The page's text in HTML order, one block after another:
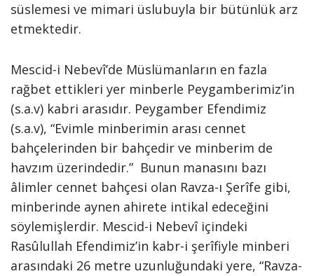
süslemesi ve mimari üslubuyla bir bütünlük arz
etmektedir.
Mescid-i Nebevî’de Müslümanların en fazla
rağbet ettikleri yer minberle Peygamberimiz’in
(s.a.v) kabri arasıdır. Peygamber Efendimiz
(s.a.v), “Evimle minberimin arası cennet
bahçelerinden bir bahçedir ve minberim de
havzım üzerindedir.” Bunun manasını bazı
âlimler cennet bahçesi olan Ravza-ı Şerîfe gibi,
minberinde aynen ahirete intikal edeceğini
söylemişlerdir. Mescid-i Nebevî içindeki
Rasûlullah Efendimiz’in kabr-i şerîfiyle minberi
arasındaki 26 metre uzunluğundaki yere, “Ravza-